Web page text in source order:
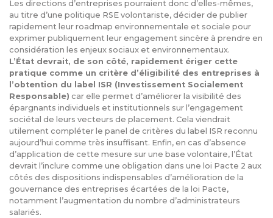
Les directions d’entreprises pourraient donc d’elles-mêmes,
au titre d’une politique RSE volontariste, décider de publier
rapidement leur roadmap environnementale et sociale pour
exprimer publiquement leur engagement sincère à prendre en
considération les enjeux sociaux et environnementaux.
L’État devrait, de son côté, rapidement ériger cette
pratique comme un critère d’éligibilité des entreprises à
l’obtention du label ISR (Investissement Socialement
Responsable) car elle permet d’améliorer la visibilité des
épargnants individuels et institutionnels sur l’engagement
sociétal de leurs vecteurs de placement. Cela viendrait
utilement compléter le panel de critères du label ISR reconnu
aujourd’hui comme très insuffisant. Enfin, en cas d’absence
d’application de cette mesure sur une base volontaire, l’État
devrait l’inclure comme une obligation dans une loi Pacte 2 aux
côtés des dispositions indispensables d’amélioration de la
gouvernance des entreprises écartées de la loi Pacte,
notamment l’augmentation du nombre d’administrateurs
salariés.